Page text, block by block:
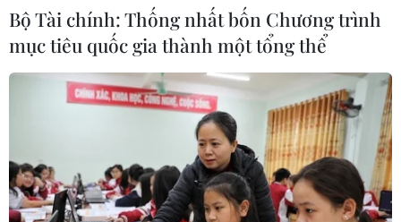
Bộ Tài chính: Thống nhất bốn Chương trình
mục tiêu quốc gia thành một tổng thể